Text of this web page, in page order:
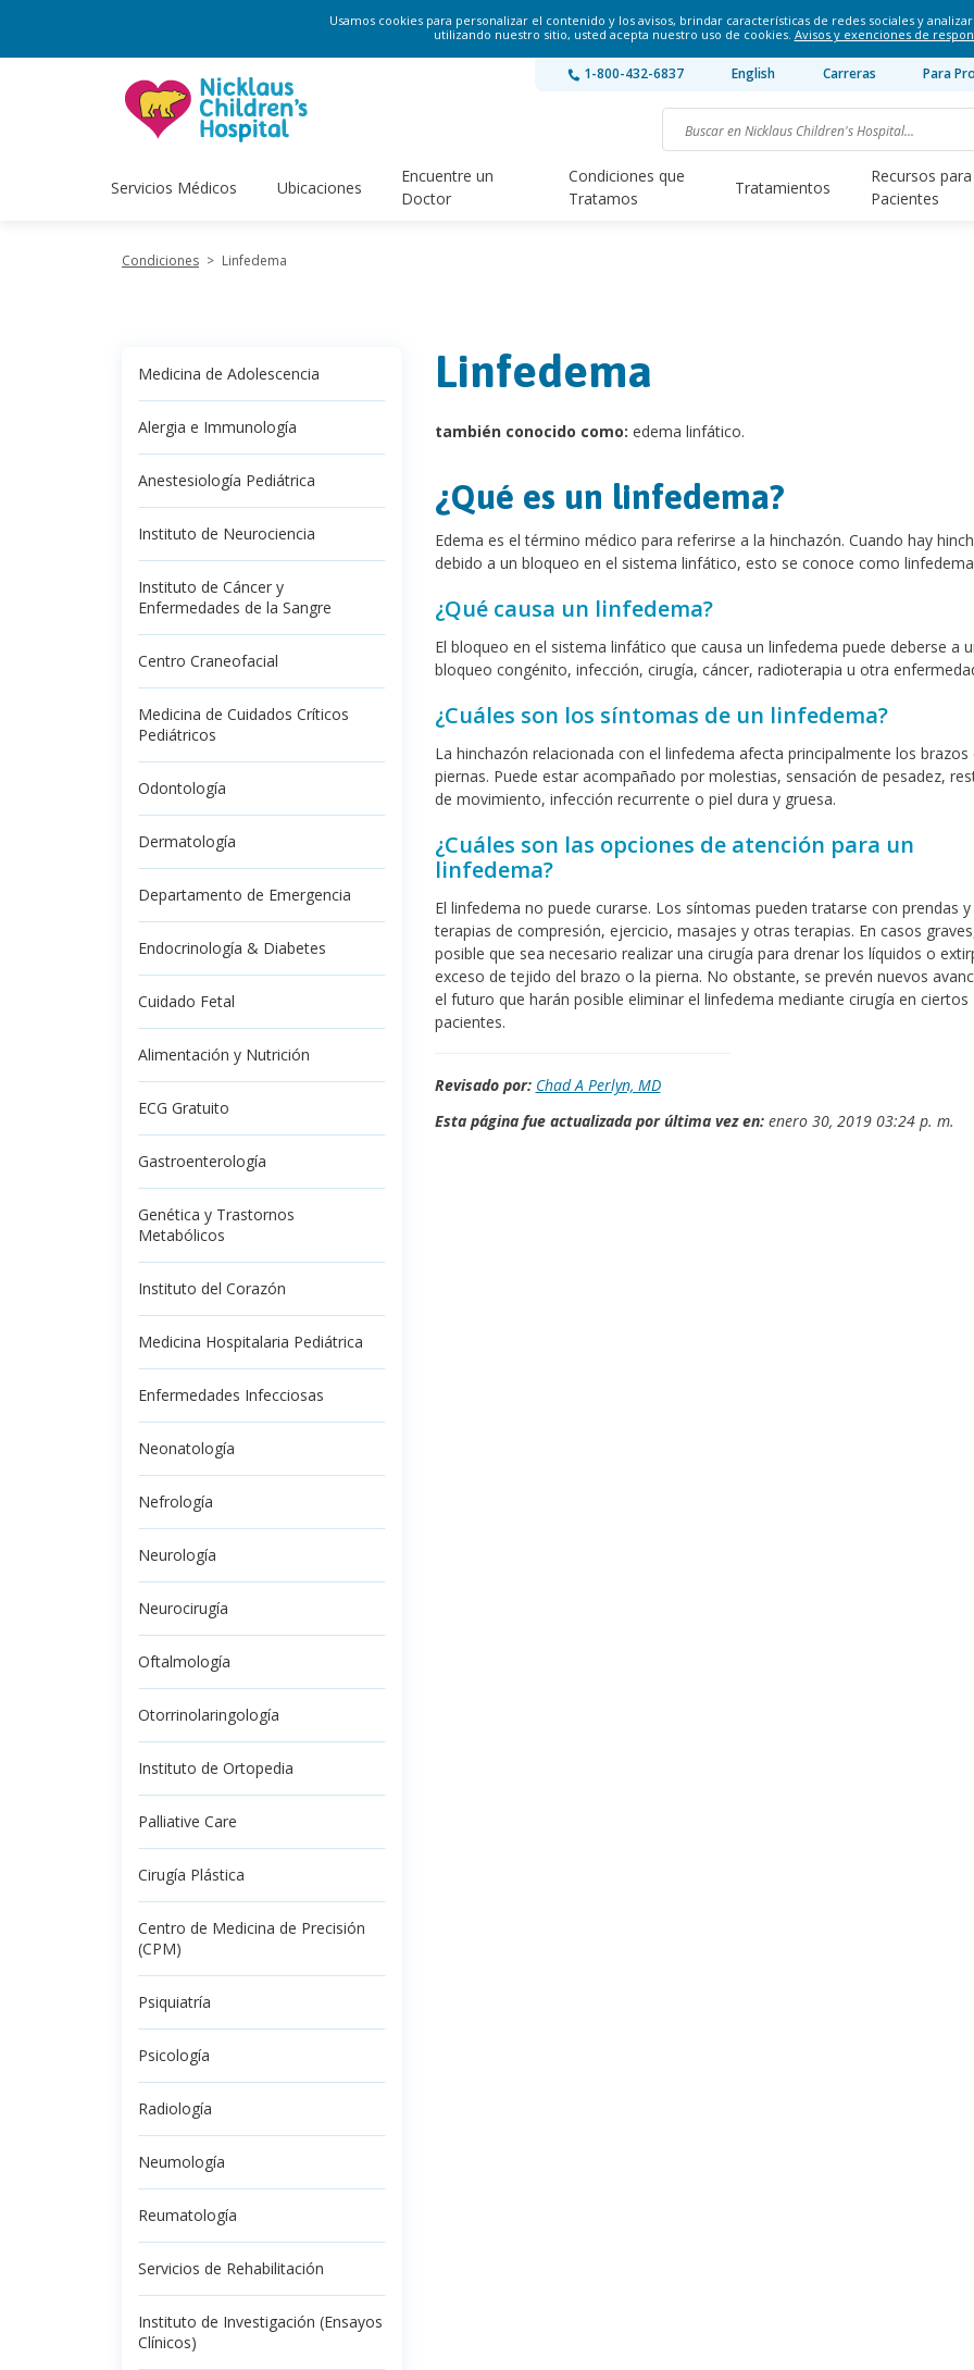
Usamos cookies para personalizar el contenido y los avisos, brindar características de redes sociales y
utilizando nuestro sitio, usted acepta nuestro uso de cookies. Avisos y exenciones de
1-800-432-6837 English Carreras Para
Servicios Médicos Ubicaciones
Encuentre un
Doctor
Condiciones que
Tratamos
Tratamientos
Recursos para
Pacientes
Condiciones > Linfedema
Medicina de Adolescencia
Alergia e Immunología
Anestesiología Pediátrica
Instituto de Neurociencia
Instituto de Cáncer y
Enfermedades de la Sangre
Centro Craneofacial
Medicina de Cuidados Críticos
Pediátricos
Odontología
Dermatología
Departamento de Emergencia
Endocrinología & Diabetes
Cuidado Fetal
Alimentación y Nutrición
ECG Gratuito
Gastroenterología
Genética y Trastornos
Metabólicos
Instituto del Corazón
Medicina Hospitalaria Pediátrica
Enfermedades Infecciosas
Neonatología
Nefrología
Neurología
Neurocirugía
Oftalmología
Otorrinolaringología
Instituto de Ortopedia
Palliative Care
Cirugía Plástica
Centro de Medicina de Precisión
(CPM)
Psiquiatría
Psicología
Radiología
Neumología
Reumatología
Servicios de Rehabilitación
Instituto de Investigación (Ensayos
Clínicos)
Linfedema
también conocido como: edema linfático.
¿Qué es un linfedema?
Edema es el término médico para referirse a la hinchazón. Cuando hay
debido a un bloqueo en el sistema linfático, esto se conoce como
¿Qué causa un linfedema?
El bloqueo en el sistema linfático que causa un linfedema puede deberse a
bloqueo congénito, infección, cirugía, cáncer, radioterapia u otra
¿Cuáles son los síntomas de un linfedema?
La hinchazón relacionada con el linfedema afecta principalmente los brazos
piernas. Puede estar acompañado por molestias, sensación de pesadez,
de movimiento, infección recurrente o piel dura y gruesa.
¿Cuáles son las opciones de atención para un
linfedema?
El linfedema no puede curarse. Los síntomas pueden tratarse con prendas y
terapias de compresión, ejercicio, masajes y otras terapias. En casos
posible que sea necesario realizar una cirugía para drenar los líquidos o
exceso de tejido del brazo o la pierna. No obstante, se prevén nuevos
el futuro que harán posible eliminar el linfedema mediante cirugía en ciertos
pacientes.
Revisado por: Chad A Perlyn, MD
Esta página fue actualizada por última vez en:enero 30, 2019 03:24 p. m.